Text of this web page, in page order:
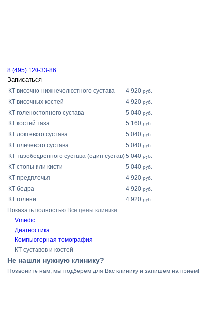
8 (495) 120-33-86
Записаться
КТ височно-нижнечелюстного сустава 4 920 руб.
КТ височных костей 4 920 руб.
КТ голеностопного сустава 5 040 руб.
КТ костей таза 5 160 руб.
КТ локтевого сустава 5 040 руб.
КТ плечевого сустава 5 040 руб.
КТ тазобедренного сустава (один сустав)5 040 руб.
КТ стопы или кисти 5 040 руб.
КТ предплечья 4 920 руб.
КТ бедра 4 920 руб.
КТ голени 4 920 руб.
Показать полностью Все цены клиники
Vmedic
Диагностика
Компьютерная томография
КТ суставов и костей
Не нашли нужную клинику?
Позвоните нам, мы подберем для Вас клинику и запишем на прием!